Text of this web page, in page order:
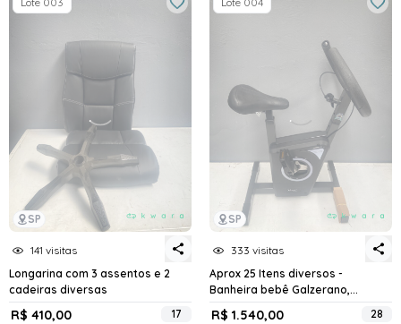
SP
141 visitas
Longarina com 3 assentos e 2
cadeiras diversas
R$ 410,00 17
SP
333 visitas
Aprox 25 Itens diversos -
Banheira bebê Galzerano,...
R$ 1.540,00 28